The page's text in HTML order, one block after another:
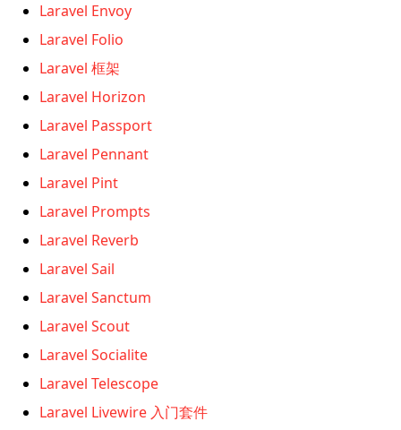
Laravel Envoy
Laravel Folio
Laravel 框架
Laravel Horizon
Laravel Passport
Laravel Pennant
Laravel Pint
Laravel Prompts
Laravel Reverb
Laravel Sail
Laravel Sanctum
Laravel Scout
Laravel Socialite
Laravel Telescope
Laravel Livewire 入门套件